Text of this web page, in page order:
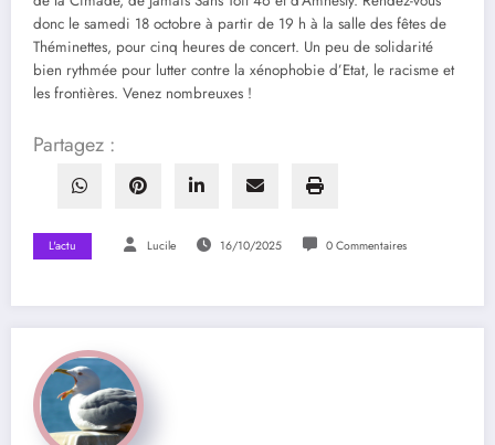
donc le samedi 18 octobre à partir de 19 h à la salle des fêtes de
Théminettes, pour cinq heures de concert. Un peu de solidarité
bien rythmée pour lutter contre la xénophobie d’Etat, le racisme et
les frontières. Venez nombreuxes !
Partagez :
L'actu Lucile 16/10/2025 0 Commentaires